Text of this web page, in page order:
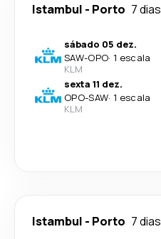
Istambul - Porto 7 dias
sábado 05 dez.
SAW-OPO· 1 escala
KLM
sexta 11 dez.
OPO-SAW· 1 escala
KLM
Istambul - Porto 7 dias